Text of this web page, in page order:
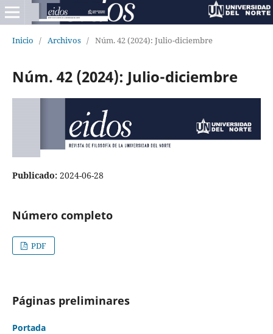
Inicio / Archivos / Núm. 42 (2024): Julio-diciembre
Núm. 42 (2024): Julio-diciembre
Publicado: 2024-06-28
Número completo
PDF
Páginas preliminares
Portada